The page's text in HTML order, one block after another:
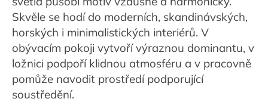
Skvěle se hodí do moderních, skandinávských,
horských i minimalistických interiérů. V
obývacím pokoji vytvoří výraznou dominantu, v
ložnici podpoří klidnou atmosféru a v pracovně
pomůže navodit prostředí podporující
soustředění.